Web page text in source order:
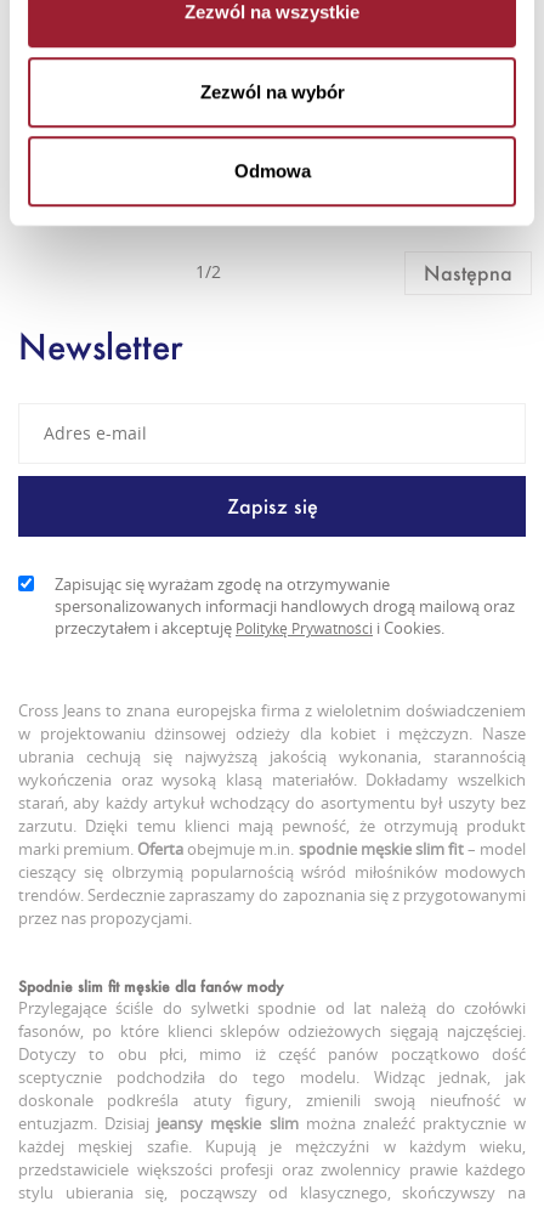
Zezwól na wszystkie
Zezwól na wybór
Odmowa
Następna
1/2
Newsletter
Zapisując się wyrażam zgodę na otrzymywanie
spersonalizowanych informacji handlowych drogą mailową oraz
przeczytałem i akceptuję Politykę Prywatności i Cookies.
Cross Jeans to znana europejska firma z wieloletnim doświadczeniem
w projektowaniu dżinsowej odzieży dla kobiet i mężczyzn. Nasze
ubrania cechują się najwyższą jakością wykonania, starannością
wykończenia oraz wysoką klasą materiałów. Dokładamy wszelkich
starań, aby każdy artykuł wchodzący do asortymentu był uszyty bez
zarzutu. Dzięki temu klienci mają pewność, że otrzymują produkt
marki premium. Ofertaobejmuje m.in. spodnie męskie slim fit– model
cieszący się olbrzymią popularnością wśród miłośników modowych
trendów. Serdecznie zapraszamy do zapoznania się z przygotowanymi
przez nas propozycjami.
Spodnie slim fit męskie dla fanów mody
Przylegające ściśle do sylwetki spodnie od lat należą do czołówki
fasonów, po które klienci sklepów odzieżowych sięgają najczęściej.
Dotyczy to obu płci, mimo iż część panów początkowo dość
sceptycznie podchodziła do tego modelu. Widząc jednak, jak
doskonale podkreśla atuty figury, zmienili swoją nieufność w
entuzjazm. Dzisiaj jeansy męskie slimmożna znaleźć praktycznie w
każdej męskiej szafie. Kupują je mężczyźni w każdym wieku,
przedstawiciele większości profesji oraz zwolennicy prawie każdego
stylu ubierania się, począwszy od klasycznego, skończywszy na